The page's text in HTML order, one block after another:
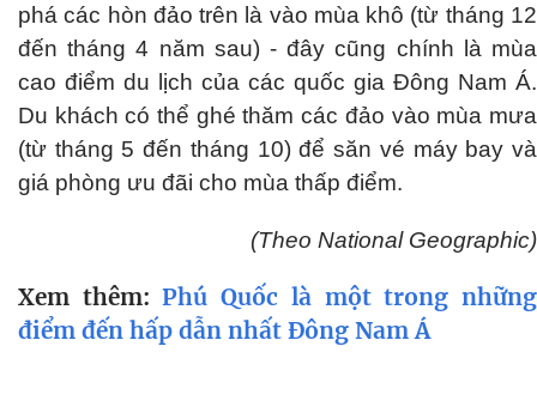
phá các hòn đảo trên là vào mùa khô (từ tháng 12
đến tháng 4 năm sau) - đây cũng chính là mùa
cao điểm du lịch của các quốc gia Đông Nam Á.
Du khách có thể ghé thăm các đảo vào mùa mưa
(từ tháng 5 đến tháng 10) để săn vé máy bay và
giá phòng ưu đãi cho mùa thấp điểm.
(Theo National Geographic)
Xem thêm:Phú Quốc là một trong những
điểm đến hấp dẫn nhất Đông Nam Á